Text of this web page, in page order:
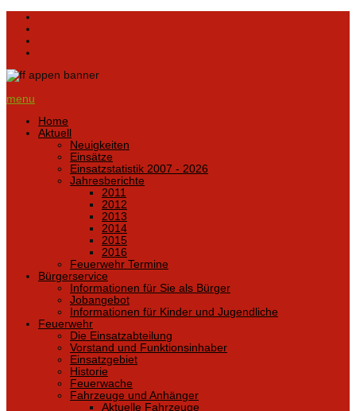
menu
Home
Aktuell
Neuigkeiten
Einsätze
Einsatzstatistik 2007 - 2026
Jahresberichte
2011
2012
2013
2014
2015
2016
Feuerwehr Termine
Bürgerservice
Informationen für Sie als Bürger
Jobangebot
Informationen für Kinder und Jugendliche
Feuerwehr
Die Einsatzabteilung
Vorstand und Funktionsinhaber
Einsatzgebiet
Historie
Feuerwache
Fahrzeuge und Anhänger
Aktuelle Fahrzeuge